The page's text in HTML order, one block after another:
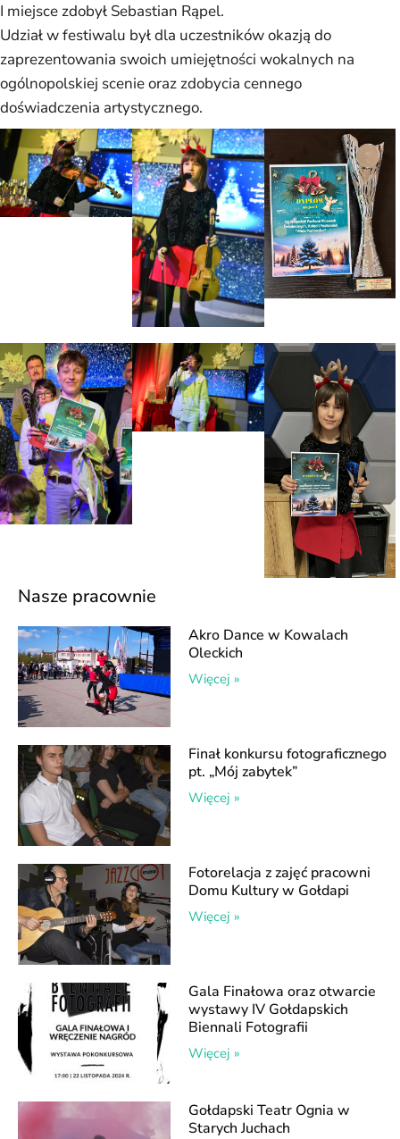
I miejsce zdobył Sebastian Rąpel.
Udział w festiwalu był dla uczestników okazją do
zaprezentowania swoich umiejętności wokalnych na
ogólnopolskiej scenie oraz zdobycia cennego
doświadczenia artystycznego.
Nasze pracownie
Akro Dance w Kowalach
Oleckich
Więcej »
Finał konkursu fotograficznego
pt. „Mój zabytek”
Więcej »
Fotorelacja z zajęć pracowni
Domu Kultury w Gołdapi
Więcej »
Gala Finałowa oraz otwarcie
wystawy IV Gołdapskich
Biennali Fotografii
Więcej »
Gołdapski Teatr Ognia w
Starych Juchach